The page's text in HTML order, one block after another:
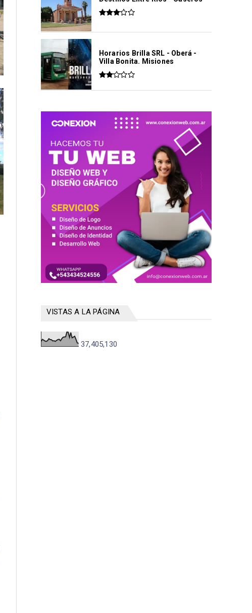
Horarios Brilla SRL - Oberá -
Villa Bonita. Misiones
VISTAS A LA PÁGINA
37,405,130